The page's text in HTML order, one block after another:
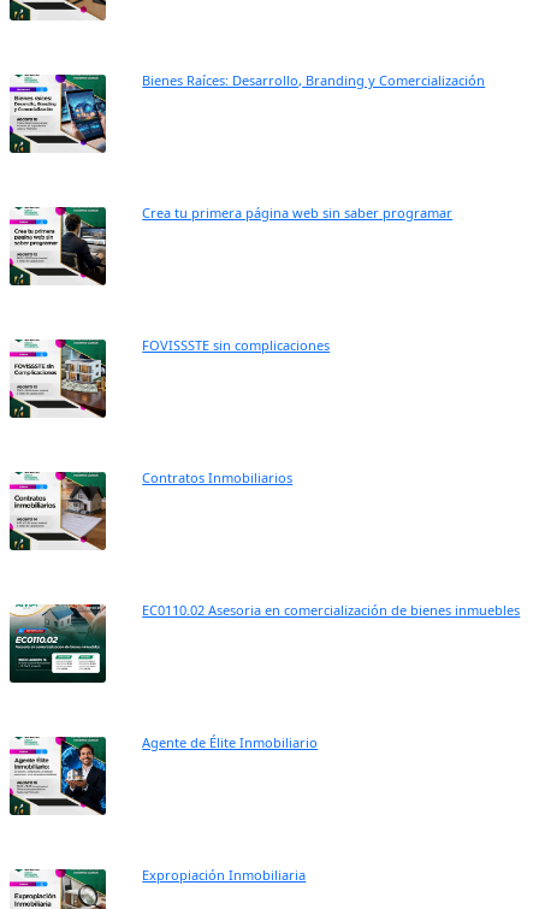
Bienes Raíces: Desarrollo, Branding y Comercialización
Crea tu primera página web sin saber programar
FOVISSSTE sin complicaciones
Contratos Inmobiliarios
EC0110.02 Asesoria en comercialización de bienes inmuebles
Agente de Élite Inmobiliario
Expropiación Inmobiliaria